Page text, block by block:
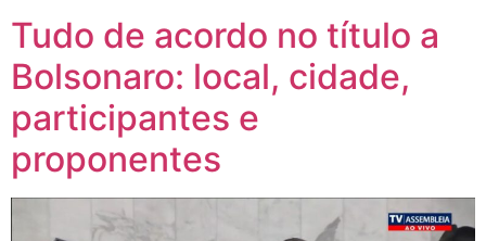
Tudo de acordo no título a
Bolsonaro: local, cidade,
participantes e
proponentes